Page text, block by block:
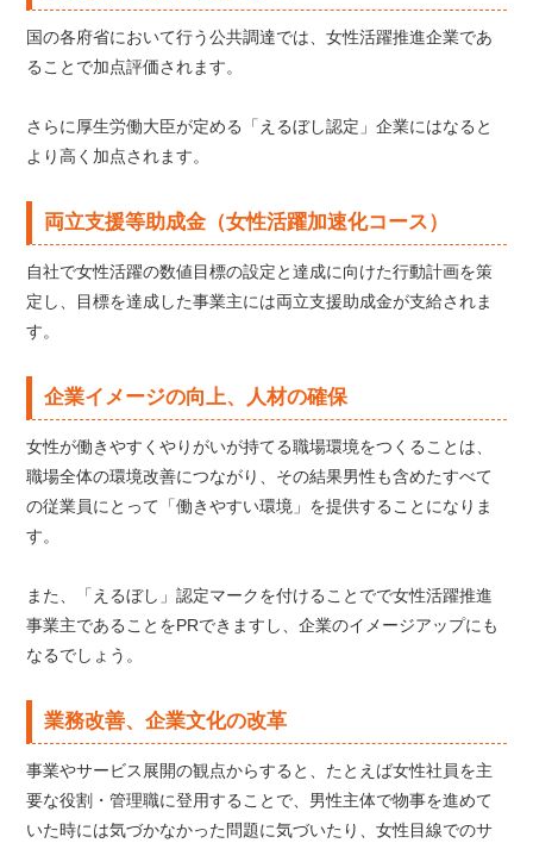
国の各府省において行う公共調達では、女性活躍推進企業であ
ることで加点評価されます。
さらに厚生労働大臣が定める「えるぼし認定」企業にはなると
より高く加点されます。
両立支援等助成金（女性活躍加速化コース）
自社で女性活躍の数値目標の設定と達成に向けた行動計画を策
定し、目標を達成した事業主には両立支援助成金が支給されま
す。
企業イメージの向上、人材の確保
女性が働きやすくやりがいが持てる職場環境をつくることは、
職場全体の環境改善につながり、その結果男性も含めたすべて
の従業員にとって「働きやすい環境」を提供することになりま
す。
また、「えるぼし」認定マークを付けることでで女性活躍推進
事業主であることをPRできますし、企業のイメージアップにも
なるでしょう。
業務改善、企業文化の改革
事業やサービス展開の観点からすると、たとえば女性社員を主
要な役割・管理職に登用することで、男性主体で物事を進めて
いた時には気づかなかった問題に気づいたり、女性目線でのサ